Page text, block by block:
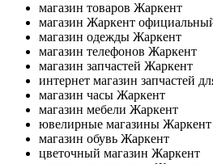
магазин товаров Жаркент
магазин Жаркент
магазин одежды Жаркент
магазин телефонов Жаркент
магазин запчастей Жаркент
интернет магазин запчастей
магазин часы Жаркент
магазин мебели Жаркент
ювелирные магазины Жаркент
магазин обувь Жаркент
цветочный магазин Жаркент